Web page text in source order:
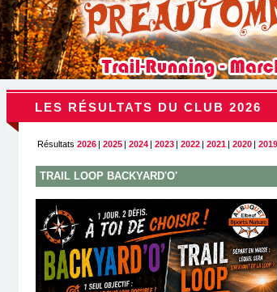
LES RÉSULTATS DU CLUB 2026
Résultats 2026 | 2025 | 2024 | 2023 | 2022 | 2021 | 2020 | 2019
TRAIL LOOP BACKYARD'O'